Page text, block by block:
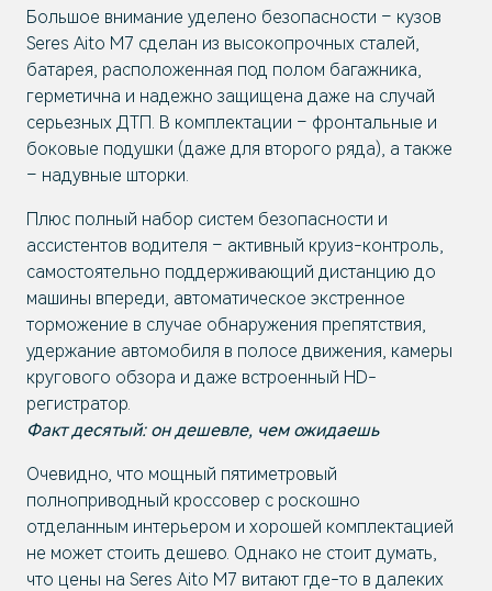
Большое внимание уделено безопасности – кузов
Seres Aito M7 сделан из высокопрочных сталей,
батарея, расположенная под полом багажника,
герметична и надежно защищена даже на случай
серьезных ДТП. В комплектации – фронтальные и
боковые подушки (даже для второго ряда), а также
– надувные шторки.
Плюс полный набор систем безопасности и
ассистентов водителя – активный круиз-контроль,
самостоятельно поддерживающий дистанцию до
машины впереди, автоматическое экстренное
торможение в случае обнаружения препятствия,
удержание автомобиля в полосе движения, камеры
кругового обзора и даже встроенный HD-
регистратор.
Факт десятый: он дешевле, чем ожидаешь
Очевидно, что мощный пятиметровый
полноприводный кроссовер с роскошно
отделанным интерьером и хорошей комплектацией
не может стоить дешево. Однако не стоит думать,
что цены на Seres Aito M7 витают где-то в далеких